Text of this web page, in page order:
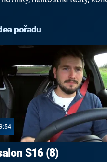
pořadu
S16 (8)